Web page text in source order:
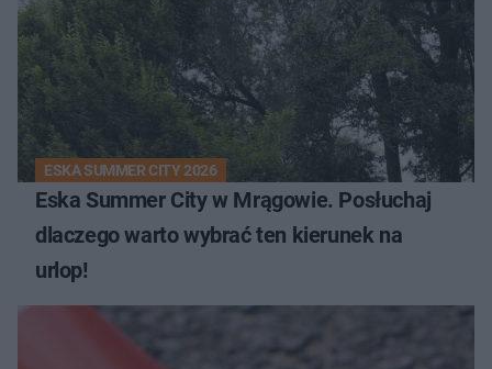
ESKA SUMMER CITY 2026
Eska Summer City w Mrągowie. Posłuchaj
dlaczego warto wybrać ten kierunek na
urlop!